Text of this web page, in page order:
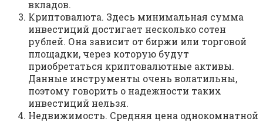
вкладов.
Криптовалюта. Здесь минимальная сумма
инвестиций достигает несколько сотен
рублей. Она зависит от биржи или торговой
площадки, через которую будут
приобретаться криптовалютные активы.
Данные инструменты очень волатильны,
поэтому говорить о надежности таких
инвестиций нельзя.
Недвижимость. Средняя цена однокомнатной